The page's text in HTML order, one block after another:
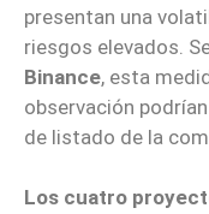
presentan una
riesgos elevados.
Binance, esta
observación
de listado de la
Los cuatro